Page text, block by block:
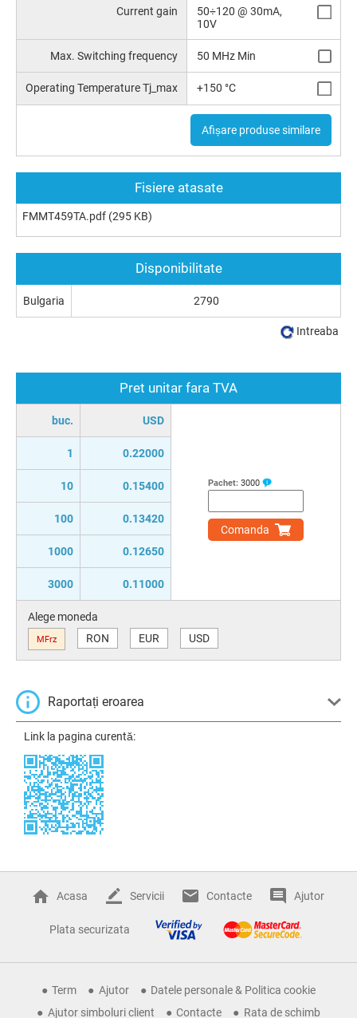
Current gain
50÷120 @ 30mA,
10V
Max. Switching frequency 50 MHz Min
Operating Temperature Tj_max +150 °C
Afișare produse similare
Fisiere atasate
FMMT459TA.pdf (295 KB)
Pret unitar fara TVA
buc. USD
1 0.22000
10 0.15400
100 0.13420
1000 0.12650
3000 0.11000
Pachet: 3000
Comanda
Alege moneda
MFrz RON EUR USD
Raportați eroarea
Link la pagina curentă:
Disponibilitate
Bulgaria 2790
Intreaba
Acasa Servicii Contacte Ajutor
Plata securizata
Term Ajutor
Datele personale & Politica cookie
Ajutor simboluri client
Contacte Rata de schimb